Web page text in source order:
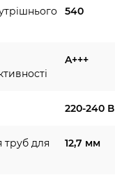
540
A+++
220-240 В
труб для
12,7 мм